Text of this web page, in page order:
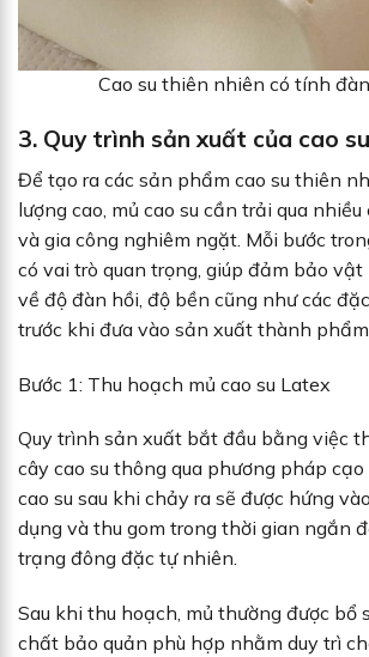
Cao su thiên nhiên có tính
3. Quy trình sản xuất của cao
Để tạo ra các sản phẩm cao su thiên
lượng cao, mủ cao su cần trải qua
và gia công nghiêm ngặt. Mỗi bước
có vai trò quan trọng, giúp đảm bảo vật
về độ đàn hồi, độ bền cũng như các
trước khi đưa vào sản xuất thành phẩm.
Bước 1: Thu hoạch mủ cao su Latex
Quy trình sản xuất bắt đầu bằng việc
cây cao su thông qua phương pháp
cao su sau khi chảy ra sẽ được hứng
dụng và thu gom trong thời gian ngắn
trạng đông đặc tự nhiên.
Sau khi thu hoạch, mủ thường được bổ
chất bảo quản phù hợp nhằm duy trì